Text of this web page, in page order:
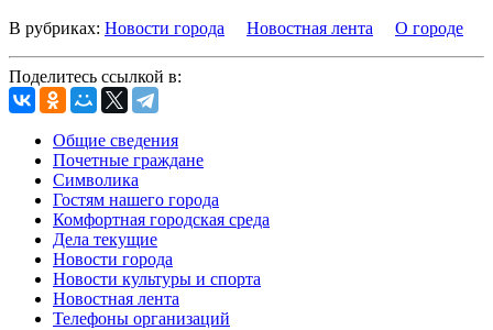
В рубриках: Новости города Новостная лента О городе
Поделитесь ссылкой в:
Общие сведения
Почетные граждане
Символика
Гостям нашего города
Комфортная городская среда
Дела текущие
Новости города
Новости культуры и спорта
Новостная лента
Телефоны организаций